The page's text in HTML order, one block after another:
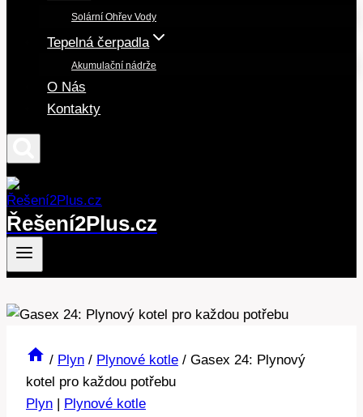
Solární Ohřev Vody
Tepelná čerpadla
Akumulační nádrže
O Nás
Kontakty
Řešení2Plus.cz
/ Plyn / Plynové kotle / Gasex 24: Plynový
kotel pro každou potřebu
Plyn
Plynové kotle